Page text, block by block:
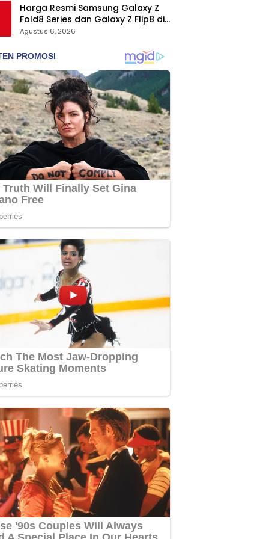
Harga Resmi Samsung Galaxy Z
Fold8 Series dan Galaxy Z Flip8 di
Indonesia, Mulai Rp19 Jutaan
Agustus 6, 2026